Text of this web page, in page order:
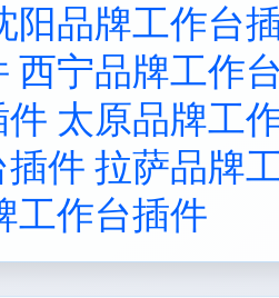
阳品牌工作台
西宁品牌工作
件 太原品牌工
件 拉萨品牌
工作台插件